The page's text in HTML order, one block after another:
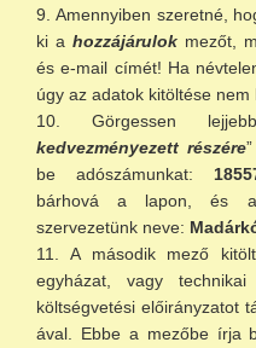
Amennyiben szeretné,
ki a hozzájárulok mezőt,
és e-mail címét! Ha
úgy az adatok kitöltése nem
Görgessen
kedvezményezett részére
be adószámunkat:
bárhová a lapon, és
szervezetünk neve:
A második mező
egyházat, vagy
költségvetési előirányzatot
ával. Ebbe a mezőbe írja